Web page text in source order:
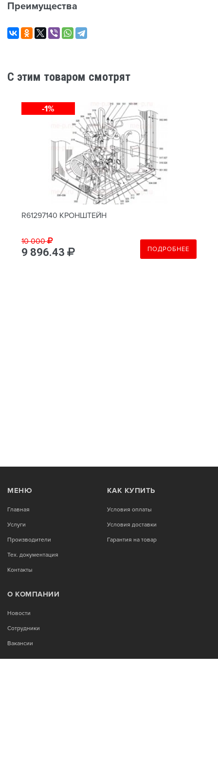
Преимущества
C этим товаром смотрят
-1%
R61297140 КРОНШТЕЙН
10 000
9 896.43 ПОДРОБНЕЕ
МЕНЮ
Главная
Услуги
Производители
Тех. документация
Контакты
КАК КУПИТЬ
Условия оплаты
Условия доставки
Гарантия на товар
О КОМПАНИИ
Новости
Сотрудники
Вакансии